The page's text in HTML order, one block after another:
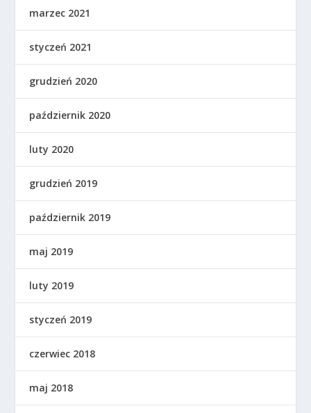
marzec 2021
styczeń 2021
grudzień 2020
październik 2020
luty 2020
grudzień 2019
październik 2019
maj 2019
luty 2019
styczeń 2019
czerwiec 2018
maj 2018